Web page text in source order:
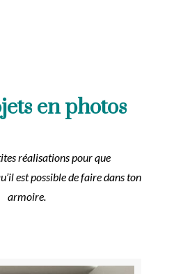
en photos
réalisations pour que
est possible de faire dans ton
armoire.